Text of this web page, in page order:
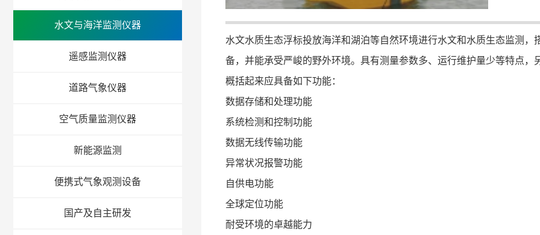
水文与海洋监测仪器
遥感监测仪器
道路气象仪器
空气质量监测仪器
新能源监测
便携式气象观测设备
国产及自主研发
水文水质生态浮标投放海洋和湖泊等自然环境进行水文和水质生态监测
备，并能承受严峻的野外环境。具有测量参数多、运行维护量少等特点
概括起来应具备如下功能：
数据存储和处理功能
系统检测和控制功能
数据无线传输功能
异常状况报警功能
自供电功能
全球定位功能
耐受环境的卓越能力